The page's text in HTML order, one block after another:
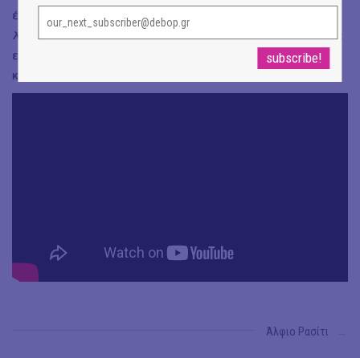
έχουμε τη λογική να μην είμαστε..;), αλλά θα τους
λατρεύουμε για πάντα και κάπου βαθειά μέσα μας θα
ευχόμαστε να ζήσουμε έστω για μια στιγμή στη μέθη
και την ελευθερία τους!
Άλφιο Ρασίτι